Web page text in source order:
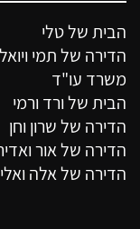
הבית של טלי
הדירה של תמי ויואל
משרד עו"ד
הבית של ורד ורמי
הדירה של שרון וחן
הדירה של אור
הדירה של אלה